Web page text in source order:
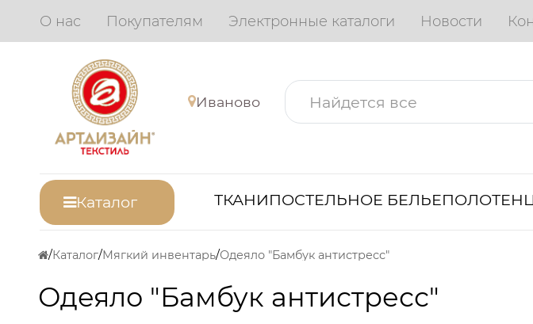
О нас Покупателям Электронные каталоги Новости
Иваново
Каталог ТКАНИПОСТЕЛЬНОЕ БЕЛЬЕ
Каталог Мягкий инвентарь Одеяло "Бамбук антистресс"
Одеяло "Бамбук антистресс"